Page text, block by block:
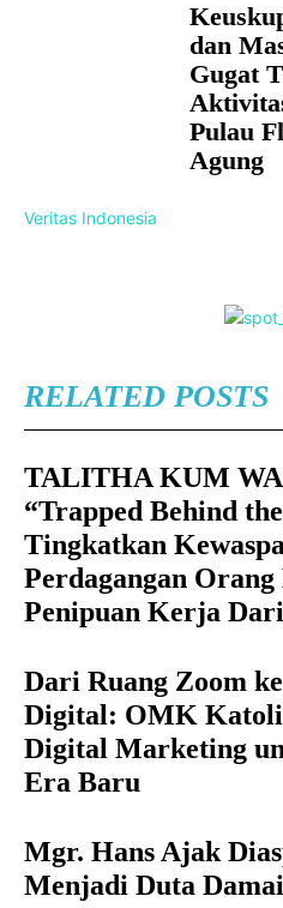
dan
Gugat
Pulau
Agung
Veritas Indonesia
RELATED POSTS
TALITHA KUM
“Trapped Behind
Tingkatkan
Perdagangan
Penipuan Kerja
Dari Ruang Zoom
Digital: OMK
Digital Marketing
Era Baru
Mgr. Hans Ajak
Menjadi Duta